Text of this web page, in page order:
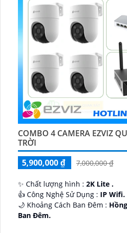
COMBO 4 CAMERA EZVIZ
TRỜI
5,900,000 ₫
7,000,000 ₫
✨ Chất lượng hình : 2K Lite .
👍 Công Nghệ Sử Dụng : IP Wifi.
🌙 Khoảng Cách Ban Đêm :
Ban Ðêm.